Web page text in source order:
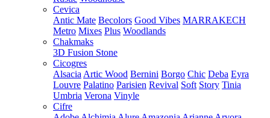
Cevica
Antic Mate Becolors Good Vibes MARRAKECH
Metro Mixes Plus Woodlands
Chakmaks
3D Fusion Stone
Cicogres
Alsacia Artic Wood Bernini Borgo Chic Deba Eyra
Louvre Palatino Parisien Revival Soft Story Tinia
Umbria Verona Vinyle
Cifre